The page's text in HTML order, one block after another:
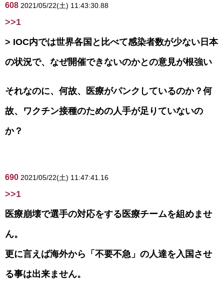
608 2021/05/22(土) 11:43:30.88
>>1
> IOC内では世界各国と比べて感染者数が少ない日本
の状況で、なぜ開催できないのかとの意見が根強い
それなのに、何故、医療がパンクしているのか？何
故、ワクチン接種のための人手が足りていないの
か？
690 2021/05/22(土) 11:47:41.16
>>1
医療崩壊で選手の対応をする医療チームを組めませ
ん。
更に言えば海外から「不要不急」の人達を入国させ
る事は出来ません。